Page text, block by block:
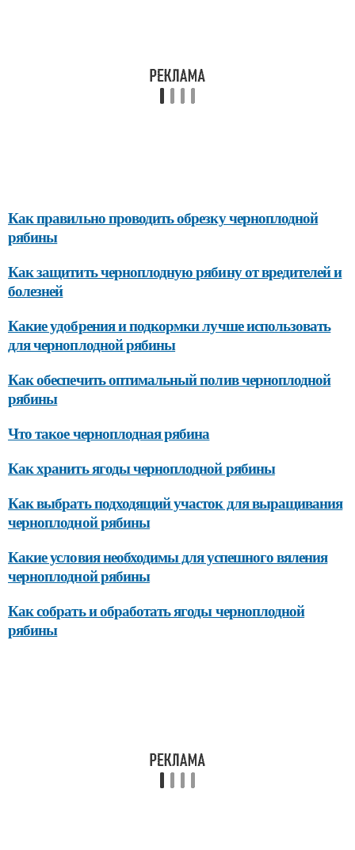
Как правильно проводить обрезку черноплодной
рябины
Как защитить черноплодную рябину от вредителей и
болезней
Какие удобрения и подкормки лучше использовать
для черноплодной рябины
Как обеспечить оптимальный полив черноплодной
рябины
Что такое черноплодная рябина
Как хранить ягоды черноплодной рябины
Как выбрать подходящий участок для выращивания
черноплодной рябины
Какие условия необходимы для успешного вяления
черноплодной рябины
Как собрать и обработать ягоды черноплодной
рябины